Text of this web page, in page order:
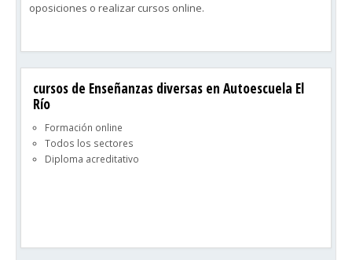
oposiciones o realizar cursos online.
cursos de Enseñanzas diversas en Autoescuela El
Río
Formación online
Todos los sectores
Diploma acreditativo